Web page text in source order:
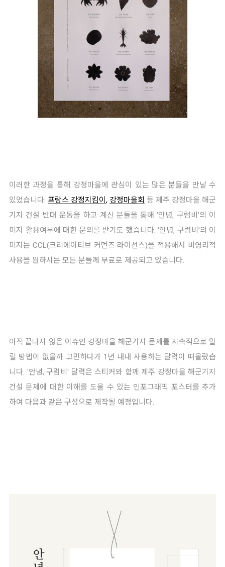
이러한 과정을 통해 강정마을에 관심이 있는 많은 분들을 만날 수
있었습니다. 프랑스 강정지킴이 , 강정마을회 등 제주 강정마을 해군
기지 건설 반대 운동을 하고 계신 분들을 통해 '안녕, 구럼비'의 이
미지 활용여부에 대한 문의를 받기도 했습니다. '안녕, 구럼비'의 이
미지는 CCL(크리에이티브 커먼즈 라이선스)을 적용해서 비영리적
사용을 원하시는 모든 분들께 무료로 제공되고 있습니다.
아직 끝나지 않은 이슈인 강정마을 해군기지 문제를 지속적으로 알
릴 방법이 없을까 고민하다가 1년 내내 사용하는 달력이 떠올랐습
니다. '안녕, 구럼비' 달력은 스티커와 함께 제주 강정마을 해군기지
건설 문제에 대한 이해를 도울 수 있는 인포그래픽 포스터를 추가
하여 다음과 같은 구성으로 제작될 예정입니다.